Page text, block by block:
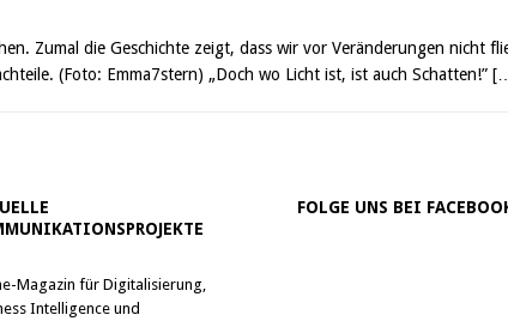
Zumal die Geschichte zeigt, dass wir vor Veränderungen nicht
(Foto: Emma7stern) „Doch wo Licht ist, ist auch Schatten!”
Magazin für Digitalisierung,
Intelligence und
FOLGE UNS BEI